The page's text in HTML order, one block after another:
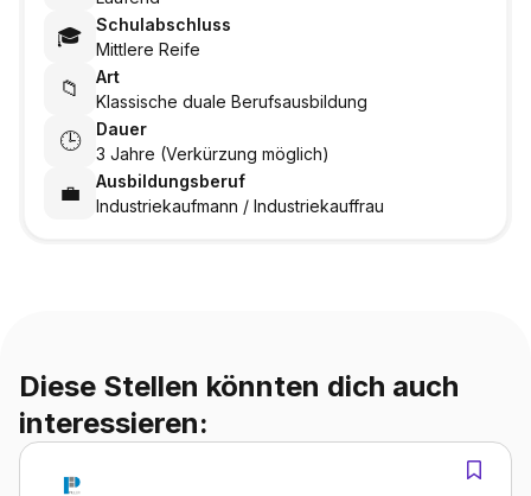
🎓
Schulabschluss
Mittlere Reife
📁
Art
Klassische duale Berufsausbildung
🕒
Dauer
3 Jahre (Verkürzung möglich)
💼
Ausbildungsberuf
Industriekaufmann / Industriekauffrau
Diese Stellen könnten dich auch
interessieren: